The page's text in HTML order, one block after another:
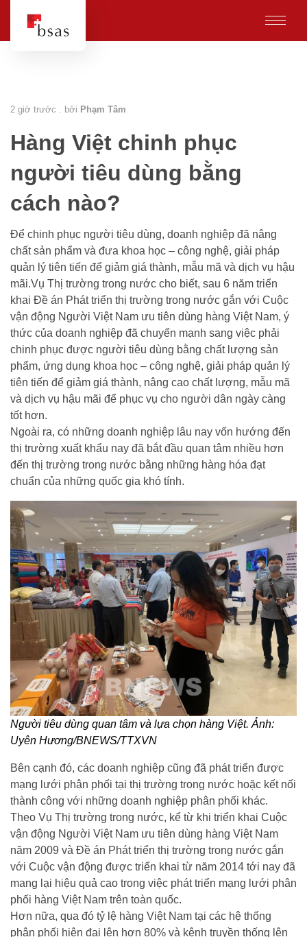
2 giờ trước . bởi Phạm Tâm
Hàng Việt chinh phục
người tiêu dùng bằng
cách nào?
Để chinh phục người tiêu dùng, doanh nghiệp đã nâng
chất sản phẩm và đưa khoa học – công nghệ, giải pháp
quản lý tiên tiến để giảm giá thành, mẫu mã và dịch vụ hậu
mãi.Vụ Thị trường trong nước cho biết, sau 6 năm triển
khai Đề án Phát triển thị trường trong nước gắn với Cuộc
vận động Người Việt Nam ưu tiên dùng hàng Việt Nam, ý
thức của doanh nghiệp đã chuyển mạnh sang việc phải
chinh phục được người tiêu dùng bằng chất lượng sản
phẩm, ứng dụng khoa học – công nghệ, giải pháp quản lý
tiên tiến để giảm giá thành, nâng cao chất lượng, mẫu mã
và dịch vụ hậu mãi để phục vụ cho người dân ngày càng
tốt hơn.
Ngoài ra, có những doanh nghiệp lâu nay vốn hướng đến
thị trường xuất khẩu nay đã bắt đầu quan tâm nhiều hơn
đến thị trường trong nước bằng những hàng hóa đạt
chuẩn của những quốc gia khó tính.
Người tiêu dùng quan tâm và lựa chọn hàng Việt. Ảnh:
Uyên Hương/BNEWS/TTXVN
Bên cạnh đó, các doanh nghiệp cũng đã phát triển được
mạng lưới phân phối tại thị trường trong nước hoặc kết nối
thành công với những doanh nghiệp phân phối khác.
Theo Vụ Thị trường trong nước, kể từ khi triển khai Cuộc
vận động Người Việt Nam ưu tiên dùng hàng Việt Nam
năm 2009 và Đề án Phát triển thị trường trong nước gắn
với Cuộc vận động được triển khai từ năm 2014 tới nay đã
mang lại hiệu quả cao trong việc phát triển mạng lưới phân
phối hàng Việt Nam trên toàn quốc.
Hơn nữa, qua đó tỷ lệ hàng Việt Nam tại các hệ thống
phân phối hiện đại lên hơn 80% và kênh truyền thống lên